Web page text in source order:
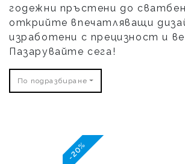
годежни пръстени до
открийте впечатляващи
изработени с прецизност и
Пазарувайте сега!
По подразбиране
-20%